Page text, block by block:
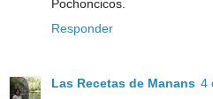
Pochoncicos.
Responder
Las Recetas de Manans 4